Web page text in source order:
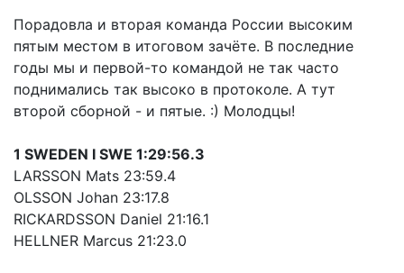
Порадовла и вторая команда России высоким
пятым местом в итоговом зачёте. В последние
годы мы и первой-то командой не так часто
поднимались так высоко в протоколе. А тут
второй сборной - и пятые. :) Молодцы!
1 SWEDEN I SWE 1:29:56.3
LARSSON Mats 23:59.4
OLSSON Johan 23:17.8
RICKARDSSON Daniel 21:16.1
HELLNER Marcus 21:23.0